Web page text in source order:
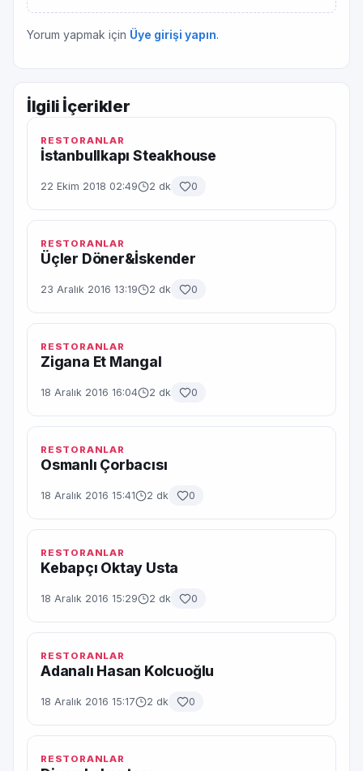
Yorum yapmak için Üye girişi yapın.
İlgili İçerikler
RESTORANLAR
İstanbullkapı Steakhouse
22 Ekim 2018 02:49 2 dk 0
RESTORANLAR
Üçler Döner&İskender
23 Aralık 2016 13:19 2 dk 0
RESTORANLAR
Zigana Et Mangal
18 Aralık 2016 16:04 2 dk 0
RESTORANLAR
Osmanlı Çorbacısı
18 Aralık 2016 15:41 2 dk 0
RESTORANLAR
Kebapçı Oktay Usta
18 Aralık 2016 15:29 2 dk 0
RESTORANLAR
Adanalı Hasan Kolcuoğlu
18 Aralık 2016 15:17 2 dk 0
RESTORANLAR